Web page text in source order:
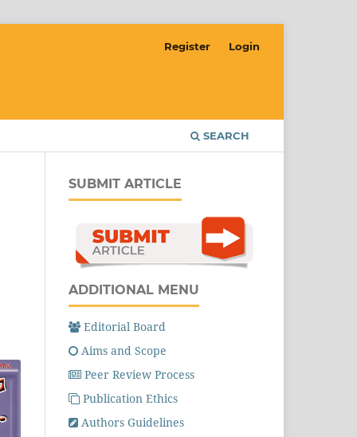
SEARCH
Register Login
SUBMIT ARTICLE
ADDITIONAL MENU
Editorial Board
Aims and Scope
Peer Review Process
Publication Ethics
Authors Guidelines